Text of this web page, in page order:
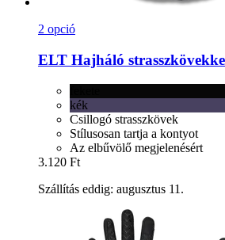
2 opció
ELT Hajháló
kék
Csillogó strasszkövek
Stílusosan tartja a kontyot
Az elbűvölő megjelenésért
3.120 Ft
Szállítás eddig: augusztus 11.